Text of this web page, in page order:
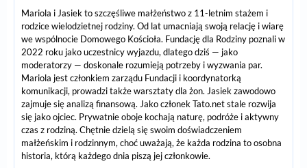
Mariola i Jasiek to szczęśliwe małżeństwo z 11-letnim stażem i
rodzice wielodzietnej rodziny. Od lat umacniają swoją relację i wiarę
we wspólnocie Domowego Kościoła. Fundację dla Rodziny poznali w
2022 roku jako uczestnicy wyjazdu, dlatego dziś — jako
moderatorzy — doskonale rozumieją potrzeby i wyzwania par.
Mariola jest członkiem zarządu Fundacji i koordynatorką
komunikacji, prowadzi także warsztaty dla żon. Jasiek zawodowo
zajmuje się analizą finansową. Jako członek Tato.net stale rozwija
się jako ojciec. Prywatnie oboje kochają naturę, podróże i aktywny
czas z rodziną. Chętnie dzielą się swoim doświadczeniem
małżeńskim i rodzinnym, choć uważają, że każda rodzina to osobna
historia, którą każdego dnia piszą jej członkowie.